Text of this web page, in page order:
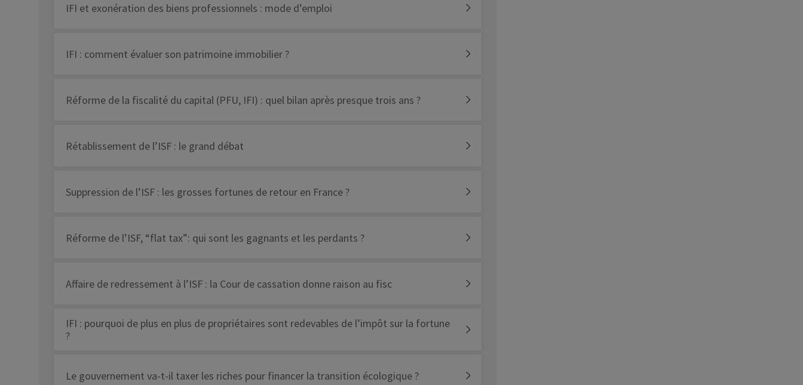
IFI et exonération des biens professionnels : mode d’emploi
IFI : comment évaluer son patrimoine immobilier ?
Réforme de la fiscalité du capital (PFU, IFI) : quel bilan après presque trois ans ?
Rétablissement de l’ISF : le grand débat
Suppression de l’ISF : les grosses fortunes de retour en France ?
Réforme de l’ISF, “flat tax”: qui sont les gagnants et les perdants ?
Affaire de redressement à l’ISF : la Cour de cassation donne raison au fisc
IFI : pourquoi de plus en plus de propriétaires sont redevables de l’impôt sur la fortune
?
Le gouvernement va-t-il taxer les riches pour financer la transition écologique ?